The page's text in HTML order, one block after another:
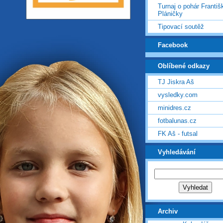
Turnaj o pohár
Pláničky
Tipovací soutěž
Facebook
Oblíbené odkazy
TJ Jiskra Aš
vysledky.com
minidres.cz
fotbalunas.cz
FK Aš - futsal
Vyhledávání
Archiv